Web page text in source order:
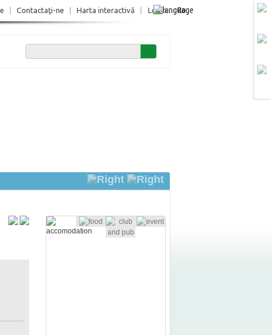
Login Ro
Contactaţi-ne Harta interactivă